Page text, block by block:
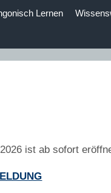
Lernen
ist ab sofort